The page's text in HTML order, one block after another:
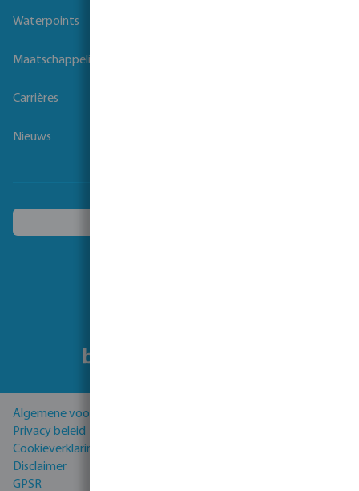
Waterpoints
Maatschappelijk verantwoord ondernemen
Carrières
Nieuws
Algemene voorwaarden
Privacy beleid
Cookieverklaring
Disclaimer
GPSR